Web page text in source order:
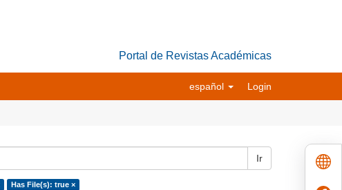
Portal de Revistas Académicas
español Login
Ir
Has File(s): true ×